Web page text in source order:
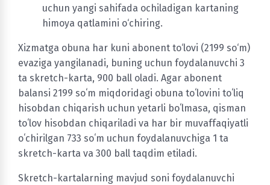
uchun yangi sahifada ochiladigan kartaning
himoya qatlamini o‘chiring.
Xizmatga obuna har kuni abonent to‘lovi (2199 so‘m)
evaziga yangilanadi, buning uchun foydalanuvchi 3
ta skretch-karta, 900 ball oladi. Agar abonent
balansi 2199 soʻm miqdoridagi obuna toʻlovini toʻliq
hisobdan chiqarish uchun yetarli boʻlmasa, qisman
toʻlov hisobdan chiqariladi va har bir muvaffaqiyatli
oʻchirilgan 733 soʻm uchun foydalanuvchiga 1 ta
skretch-karta va 300 ball taqdim etiladi.
Skretch-kartalarning mavjud soni foydalanuvchi